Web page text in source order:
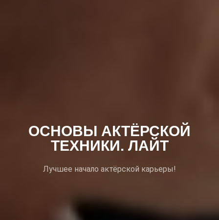
ОСНОВЫ АКТЁРСКОЙ
ТЕХНИКИ. ЛАЙТ
Лучшее начало актёрской карьеры!